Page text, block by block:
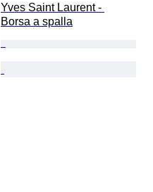
Yves Saint Laurent -
Borsa a spalla